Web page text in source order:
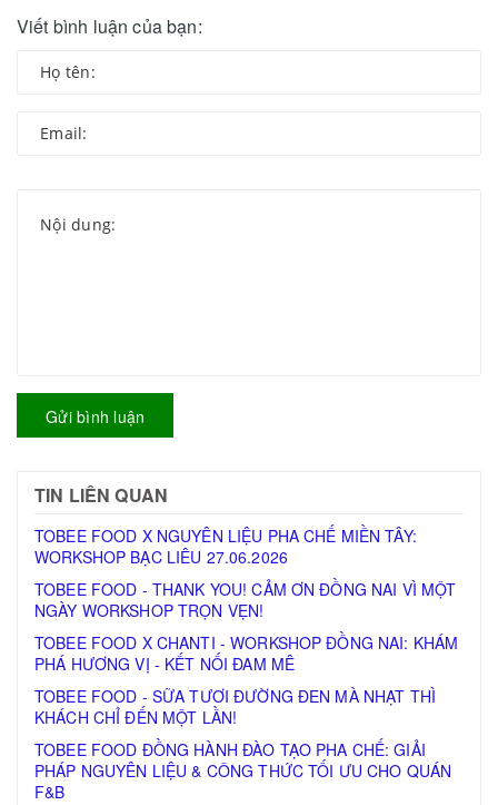
Viết bình luận của bạn:
Gửi bình luận
TIN LIÊN QUAN
TOBEE FOOD X NGUYÊN LIỆU PHA CHẾ MIỀN TÂY:
WORKSHOP BẠC LIÊU 27.06.2026
TOBEE FOOD - THANK YOU! CẢM ƠN ĐỒNG NAI VÌ MỘT
NGÀY WORKSHOP TRỌN VẸN!
TOBEE FOOD X CHANTI - WORKSHOP ĐỒNG NAI: KHÁM
PHÁ HƯƠNG VỊ - KẾT NỐI ĐAM MÊ
TOBEE FOOD - SỮA TƯƠI ĐƯỜNG ĐEN MÀ NHẠT THÌ
KHÁCH CHỈ ĐẾN MỘT LẦN!
TOBEE FOOD ĐỒNG HÀNH ĐÀO TẠO PHA CHẾ: GIẢI
PHÁP NGUYÊN LIỆU & CÔNG THỨC TỐI ƯU CHO QUÁN
F&B